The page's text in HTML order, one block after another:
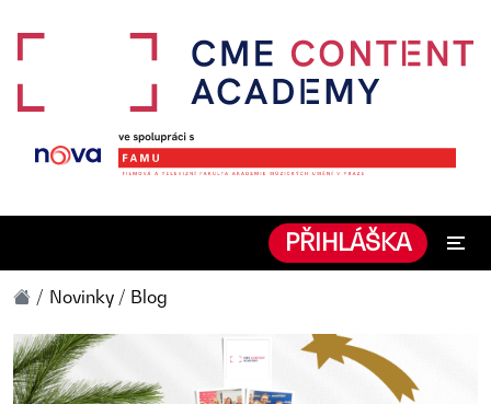
PŘIHLÁŠKA
Novinky / Blog